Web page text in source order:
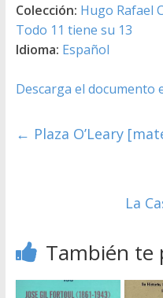
Colección: Hugo Rafael
Todo 11 tiene su 13
Idioma: Español
Descarga el documento
← Plaza O’Leary
La
También te